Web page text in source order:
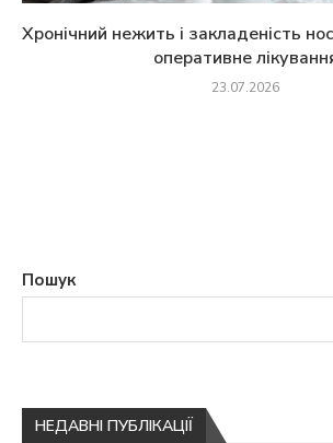
Хронічний нежить і закладеність
оперативне
23.07.2026
Пошук
НЕДАВНІ ПУБЛІКАЦІЇ